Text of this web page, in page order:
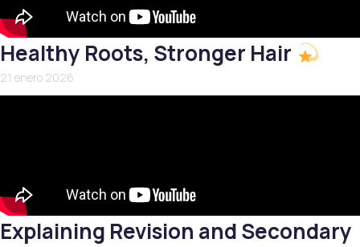
Healthy Roots, Stronger Hair
21 enero 2026
Explaining Revision and Secondary